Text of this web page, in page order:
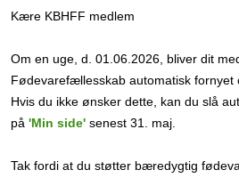
Kære KBHFF medlem
Om en uge, d. 01.06.2026, bliver dit
Fødevarefællesskab automatisk fornyet
Hvis du ikke ønsker dette, kan du slå
på 'Min side' senest 31. maj.
Tak fordi at du støtter bæredygtig